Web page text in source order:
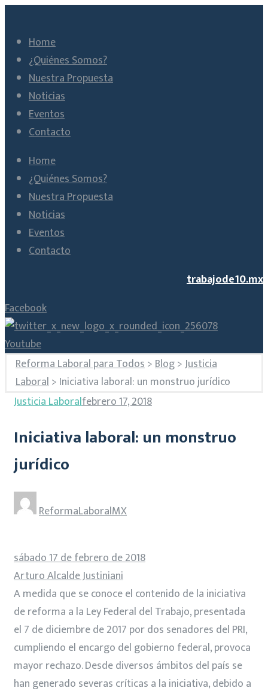
Home
¿Quiénes Somos?
Nuestra Propuesta
Noticias
Eventos
Contacto
Home
¿Quiénes Somos?
Nuestra Propuesta
Noticias
Eventos
Contacto
trabajode10.mx
Facebook
Youtube
Reforma Laboral para Todos>Blog>Justicia
Laboral> Iniciativa laboral: un monstruo jurídico
Justicia Laboralfebrero 17, 2018
Iniciativa laboral: un monstruo
jurídico
ReformaLaboralMX
sábado 17 de febrero de 2018
Arturo Alcalde Justiniani
A medida que se conoce el contenido de la iniciativa
de reforma a la Ley Federal del Trabajo, presentada
el 7 de diciembre de 2017 por dos senadores del PRI,
cumpliendo el encargo del gobierno federal, provoca
mayor rechazo. Desde diversos ámbitos del país se
han generado severas críticas a la iniciativa, debido a